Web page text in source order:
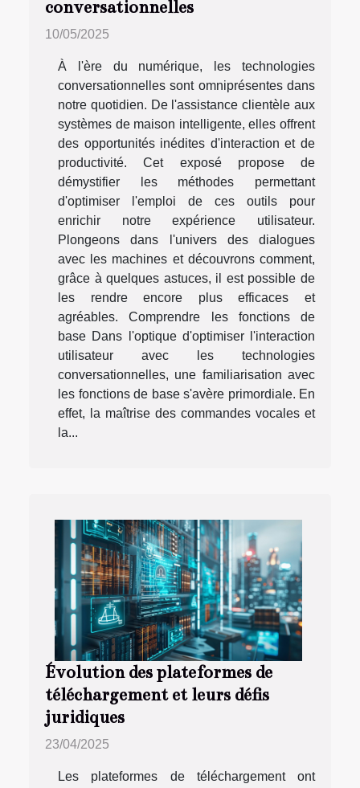
conversationnelles
10/05/2025
À l'ère du numérique, les technologies
conversationnelles sont omniprésentes dans
notre quotidien. De l'assistance clientèle aux
systèmes de maison intelligente, elles offrent
des opportunités inédites d'interaction et de
productivité. Cet exposé propose de
démystifier les méthodes permettant
d'optimiser l'emploi de ces outils pour
enrichir notre expérience utilisateur.
Plongeons dans l'univers des dialogues
avec les machines et découvrons comment,
grâce à quelques astuces, il est possible de
les rendre encore plus efficaces et
agréables. Comprendre les fonctions de
base Dans l'optique d'optimiser l'interaction
utilisateur avec les technologies
conversationnelles, une familiarisation avec
les fonctions de base s'avère primordiale. En
effet, la maîtrise des commandes vocales et
la...
Évolution des plateformes de
téléchargement et leurs défis
juridiques
23/04/2025
Les plateformes de téléchargement ont